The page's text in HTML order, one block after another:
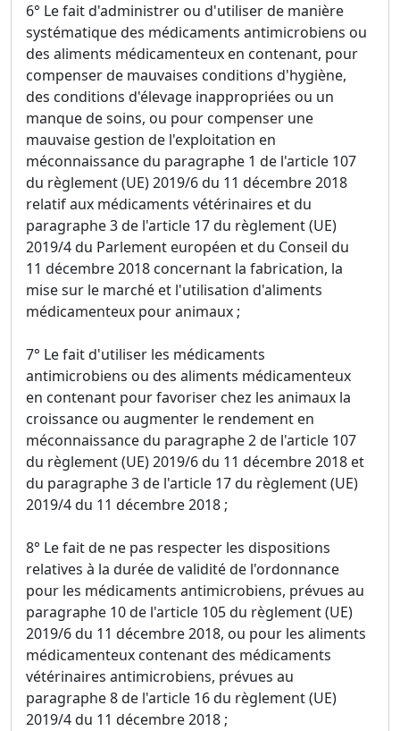
6° Le fait d'administrer ou d'utiliser de manière
systématique des médicaments antimicrobiens ou
des aliments médicamenteux en contenant, pour
compenser de mauvaises conditions d'hygiène,
des conditions d'élevage inappropriées ou un
manque de soins, ou pour compenser une
mauvaise gestion de l'exploitation en
méconnaissance du paragraphe 1 de l'article 107
du règlement (UE) 2019/6 du 11 décembre 2018
relatif aux médicaments vétérinaires et du
paragraphe 3 de l'article 17 du règlement (UE)
2019/4 du Parlement européen et du Conseil du
11 décembre 2018 concernant la fabrication, la
mise sur le marché et l'utilisation d'aliments
médicamenteux pour animaux ;
7° Le fait d'utiliser les médicaments
antimicrobiens ou des aliments médicamenteux
en contenant pour favoriser chez les animaux la
croissance ou augmenter le rendement en
méconnaissance du paragraphe 2 de l'article 107
du règlement (UE) 2019/6 du 11 décembre 2018 et
du paragraphe 3 de l'article 17 du règlement (UE)
2019/4 du 11 décembre 2018 ;
8° Le fait de ne pas respecter les dispositions
relatives à la durée de validité de l'ordonnance
pour les médicaments antimicrobiens, prévues au
paragraphe 10 de l'article 105 du règlement (UE)
2019/6 du 11 décembre 2018, ou pour les aliments
médicamenteux contenant des médicaments
vétérinaires antimicrobiens, prévues au
paragraphe 8 de l'article 16 du règlement (UE)
2019/4 du 11 décembre 2018 ;